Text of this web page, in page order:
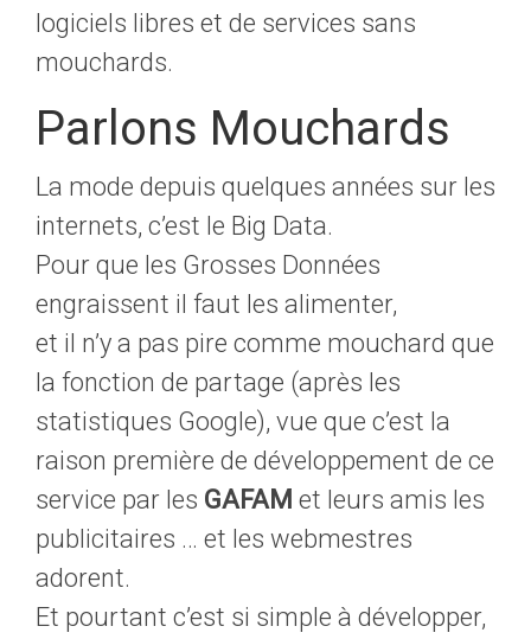
logiciels libres et de services sans
mouchards.
Parlons Mouchards
La mode depuis quelques années sur les
internets, c’est le Big Data.
Pour que les Grosses Données
engraissent il faut les alimenter,
et il n’y a pas pire comme mouchard que
la fonction de partage (après les
statistiques Google), vue que c’est la
raison première de développement de ce
service par les GAFAM et leurs amis les
publicitaires … et les webmestres
adorent.
Et pourtant c’est si simple à développer,